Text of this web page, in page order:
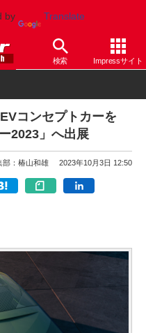
by Translate
検索 Impressサイト
リティショー 2023
コンセプトカーを
2023」へ出展
部：椿山和雄 2023年10月3日 12:50